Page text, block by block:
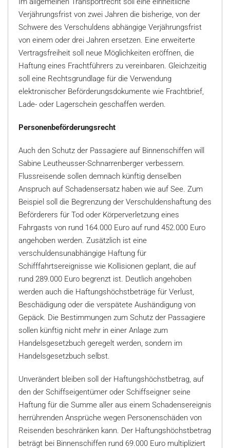
Verjährungsfrist von zwei Jahren die bisherige, von der
Schwere des Verschuldens abhängige Verjährungsfrist
von einem oder drei Jahren ersetzen. Eine erweiterte
Vertragsfreiheit soll neue Möglichkeiten eröffnen, die
Haftung eines Frachtführers zu vereinbaren. Gleichzeitig
soll eine Rechtsgrundlage für die Verwendung
elektronischer Beförderungsdokumente wie Frachtbrief,
Lade- oder Lagerschein geschaffen werden.
Personenbeförderungsrecht
Auch den Schutz der Passagiere auf Binnenschiffen will
Sabine Leutheusser-Schnarrenberger verbessern.
Flussreisende sollen demnach künftig denselben
Anspruch auf Schadensersatz haben wie auf See. Zum
Beispiel soll die Begrenzung der Verschuldenshaftung des
Beförderers für Tod oder Körperverletzung eines
Fahrgasts von rund 164.000 Euro auf rund 452.000 Euro
angehoben werden. Zusätzlich ist eine
verschuldensunabhängige Haftung für
Schifffahrtsereignisse wie Kollisionen geplant, die auf
rund 289.000 Euro begrenzt ist. Deutlich angehoben
werden auch die Haftungshöchstbeträge für Verlust,
Beschädigung oder die verspätete Aushändigung von
Gepäck. Die Bestimmungen zum Schutz der Passagiere
sollen künftig nicht mehr in einer Anlage zum
Handelsgesetzbuch geregelt werden, sondern im
Handelsgesetzbuch selbst.
Unverändert bleiben soll der Haftungshöchstbetrag, auf
den der Schiffseigentümer oder Schiffseigner seine
Haftung für die Summe aller aus einem Schadensereignis
herrührenden Ansprüche wegen Personenschäden von
Reisenden beschränken kann. Der Haftungshöchstbetrag
beträgt bei Binnenschiffen rund 69.000 Euro multipliziert